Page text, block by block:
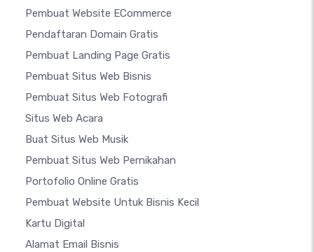
Pembuat Website ECommerce
Pendaftaran Domain Gratis
Pembuat Landing Page Gratis
Pembuat Situs Web Bisnis
Pembuat Situs Web Fotografi
Situs Web Acara
Buat Situs Web Musik
Pembuat Situs Web Pernikahan
Portofolio Online Gratis
Pembuat Website Untuk Bisnis Kecil
Kartu Digital
Alamat Email Bisnis